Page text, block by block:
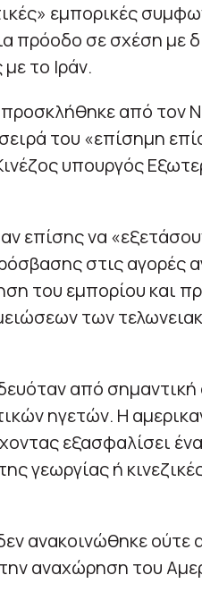
εμπορικές
πρόοδο σε σχέση με
το Ιράν.
προσκλήθηκε από τον
του «επίσημη
υπουργός
επίσης να
στις αγορές
του εμπορίου και
των
από
ηγετών. Η
εξασφαλίσει
γεωργίας ή
ανακοινώθηκε
αναχώρηση του